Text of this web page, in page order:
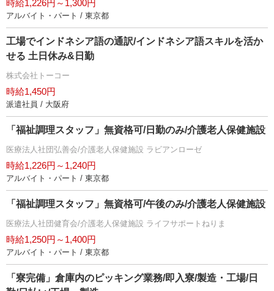
時給1,226円～1,300円
アルバイト・パート / 東京都
工場でインドネシア語の通訳/インドネシア語スキルを活か
せる 土日休み&日勤
株式会社トーコー
時給1,450円
派遣社員 / 大阪府
「福祉調理スタッフ」無資格可/日勤のみ/介護老人保健施設
医療法人社団弘善会/介護老人保健施設 ラビアンローゼ
時給1,226円～1,240円
アルバイト・パート / 東京都
「福祉調理スタッフ」無資格可/午後のみ/介護老人保健施設
医療法人社団健育会/介護老人保健施設 ライフサポートねりま
時給1,250円～1,400円
アルバイト・パート / 東京都
「寮完備」倉庫内のピッキング業務/即入寮/製造・工場/日